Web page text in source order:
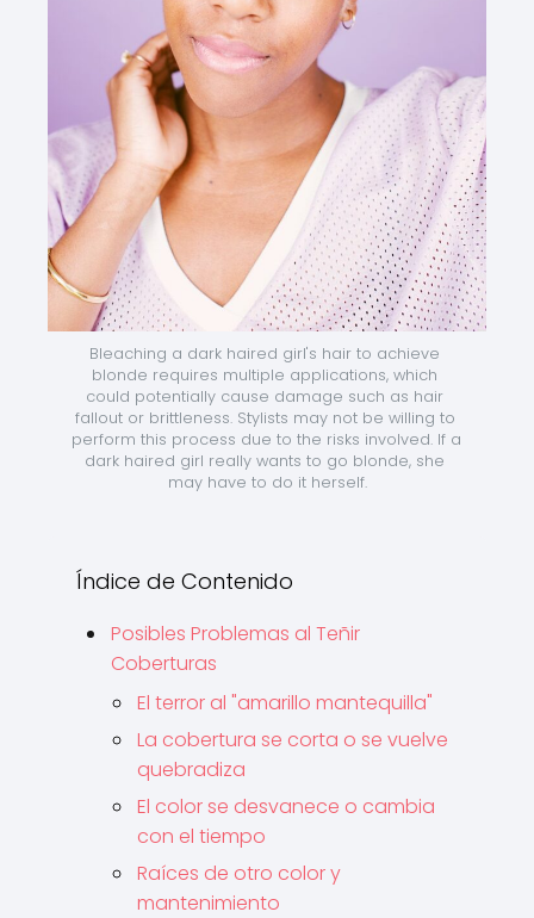
Bleaching a dark haired girl's hair to achieve
blonde requires multiple applications, which
could potentially cause damage such as hair
fallout or brittleness. Stylists may not be willing to
perform this process due to the risks involved. If a
dark haired girl really wants to go blonde, she
may have to do it herself.
Índice de Contenido
Posibles Problemas al Teñir
Coberturas
El terror al "amarillo mantequilla"
La cobertura se corta o se vuelve
quebradiza
El color se desvanece o cambia
con el tiempo
Raíces de otro color y
mantenimiento